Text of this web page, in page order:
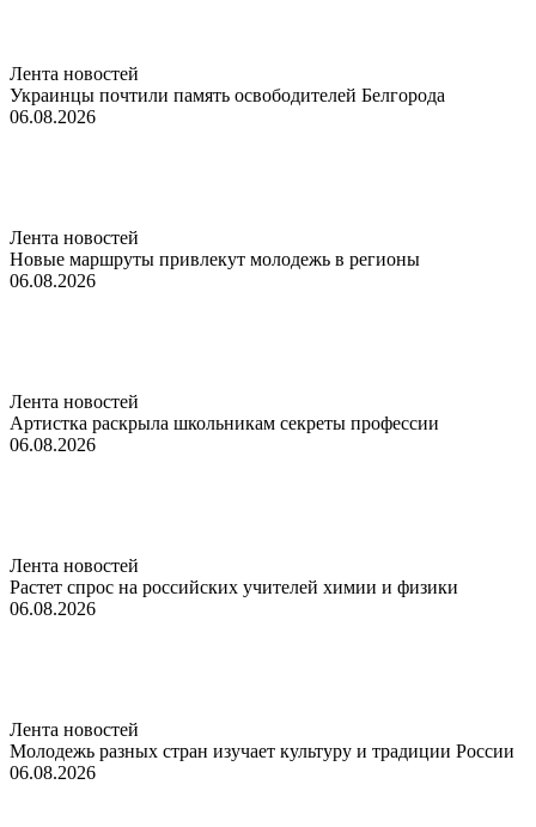
Лента новостей
Украинцы почтили память освободителей Белгорода
06.08.2026
Лента новостей
Новые маршруты привлекут молодежь в регионы
06.08.2026
Лента новостей
Артистка раскрыла школьникам секреты профессии
06.08.2026
Лента новостей
Растет спрос на российских учителей химии и физики
06.08.2026
Лента новостей
Молодежь разных стран изучает культуру и традиции России
06.08.2026